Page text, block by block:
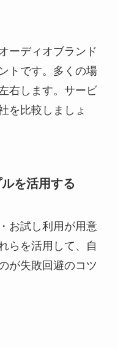
ーディオブランド
トです。多くの場
右します。サービ
を比較しましょ
を活用する
お試し利用が用意
らを活用して、自
が失敗回避のコツ